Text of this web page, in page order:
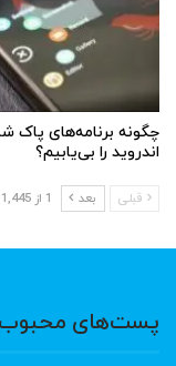
چگونه برنامه‌های پاک
اندروید را بی‌یابیم؟
قبلی بعد 1 از 1,445
پست‌های محبوب